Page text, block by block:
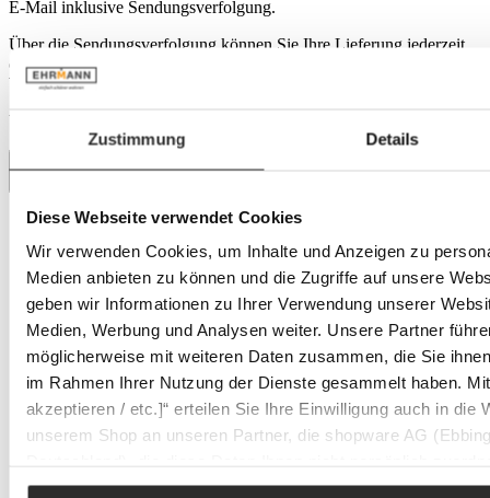
Zustimmung Details
Diese Webseite verwendet Cookies
Wir verwenden Cookies, um Inhalte und Anzeigen zu
Medien anbieten zu können und die Zugriffe auf unsere
geben wir Informationen zu Ihrer Verwendung unserer
Medien, Werbung und Analysen weiter. Unsere Partner
möglicherweise mit weiteren Daten zusammen, die Sie
im Rahmen Ihrer Nutzung der Dienste gesammelt haben.
akzeptieren / etc.]“ erteilen Sie Ihre Einwilligung auch in die
unserem Shop an unseren Partner, die shopware AG
Zwecken (z.B. Produktverbesserungen,
E-Mail inklusive Sendungsverfolgung.
Über die Sendungsverfolgung können Sie Ihre Lieferung jederzeit
online verfolgen und bei Bedarf Zustelloptionen wie
Wunschzustelltag oder Lieferung an einen Nachbarn festlegen.
Versandkosten: 7,95 €
Eine besondere Marke: Trio
Eine besondere Marke: Trio
Die TRIO LIGHTING GROUP ist ein führendes
Unternehmen in der Beleuchtungsbranche mit über 30 Jahren
Erfahrung. Seit der Gründung 1991 hat sich das Unternehmen
von flämischen Kronleuchtern zu einem international